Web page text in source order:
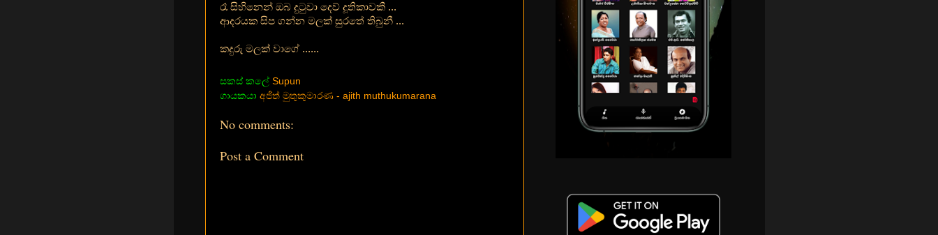
රෑ සිහිනෙන් ඔබ දුටුවා දෙව් දූතිකාවකී ...
ආදරයක සිප ගන්න මලක් සුරතේ තිබුනී ...
කදුරු මලක් වාගේ ......
සකස් කලේ Supun
ගායකයා අජිත් මුතුකුමාරණ - ajith muthukumarana
No comments:
Post a Comment